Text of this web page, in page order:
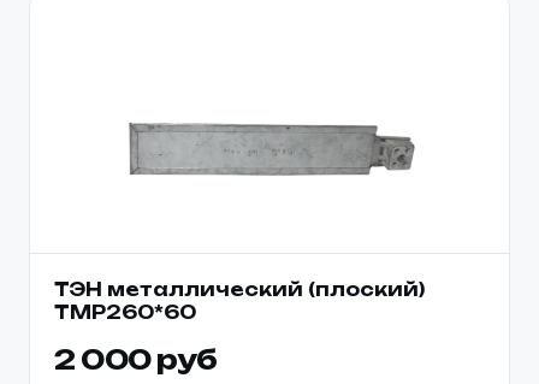
ТЭН металлический (плоский)
TMP260*60
2 000 руб